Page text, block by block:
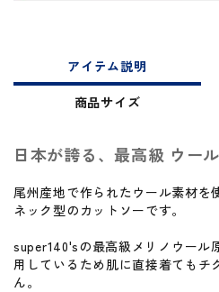
アイテム説明
商品サイズ
日本が誇る、最高級 ウー
尾州産地で作られたウール素材を
ネック型のカットソーです。
super140'sの最高級メリノウール
用しているため肌に直接着てもチ
ん。